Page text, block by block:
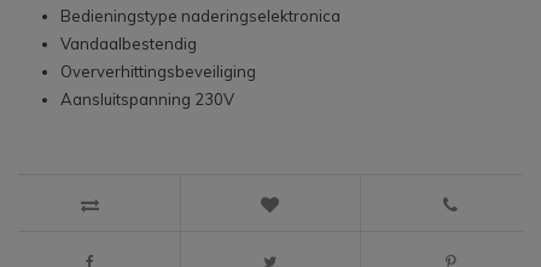
Bedieningstype naderingselektronica
Vandaalbestendig
Oververhittingsbeveiliging
Aansluitspanning 230V